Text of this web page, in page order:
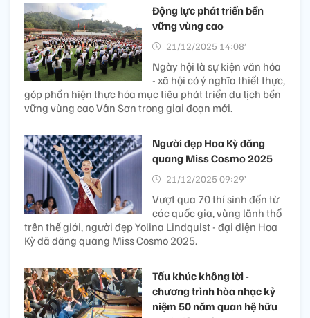
ngày giỗ Đức Thánh Tản
Viên Sơn năm 2025
21/12/2025 14:53’
UBND xã Ba Vì (TP Hà Nội)
vừa ban hành kế hoạch tổ chức lễ dâng hương tưởng
niệm ngày giỗ Đức Thánh Tản Viên Sơn năm 2025 tại
khu di tích lịch sử quốc gia đền Hạ (thôn Phú Lội), nhằm
ngưỡng dân gian Việt Nam.
vững vùng cao
21/12/2025 14:08’
Ngày hội là sự kiện văn hóa
- xã hội có ý nghĩa thiết thực,
vững vùng cao Vân Sơn trong giai đoạn mới.
Người đẹp Hoa Kỳ đăng